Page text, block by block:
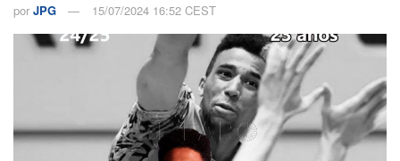
por JPG 15/07/2024 16:52 CEST